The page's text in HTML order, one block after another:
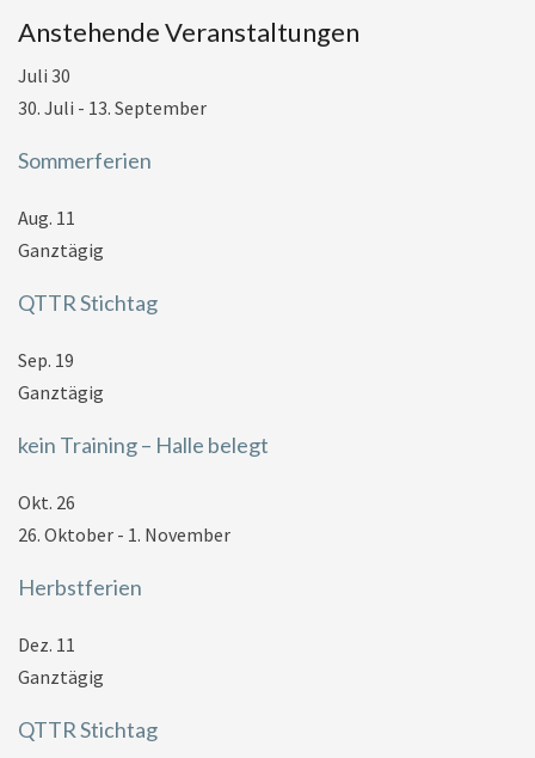
Anstehende Veranstaltungen
Juli 30
30. Juli - 13. September
Sommerferien
Aug. 11
Ganztägig
QTTR Stichtag
Sep. 19
Ganztägig
kein Training – Halle belegt
Okt. 26
26. Oktober - 1. November
Herbstferien
Dez. 11
Ganztägig
QTTR Stichtag